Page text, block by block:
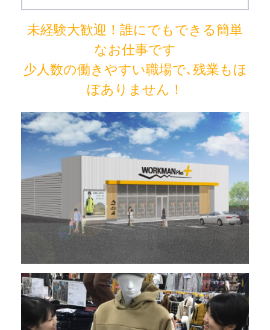
未経験大歓迎！誰にでもできる簡単
なお仕事です
少人数の働きやすい職場で､残業もほ
ぼありません！